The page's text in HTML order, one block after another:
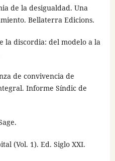
de la desigualdad. Una
Bellaterra Edicions.
la discordia: del modelo a la
de convivencia de
Informe Síndic de
(Vol. 1). Ed. Siglo XXI.